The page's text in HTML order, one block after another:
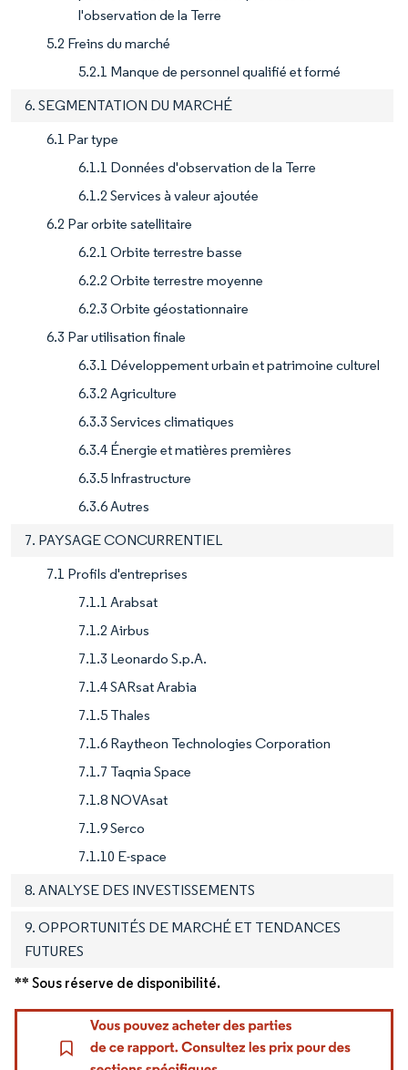
l'observation de la Terre
5.2 Freins du marché
5.2.1 Manque de personnel qualifié et formé
6. SEGMENTATION DU MARCHÉ
6.1 Par type
6.1.1 Données d'observation de la Terre
6.1.2 Services à valeur ajoutée
6.2 Par orbite satellitaire
6.2.1 Orbite terrestre basse
6.2.2 Orbite terrestre moyenne
6.2.3 Orbite géostationnaire
6.3 Par utilisation finale
6.3.1 Développement urbain et patrimoine culturel
6.3.2 Agriculture
6.3.3 Services climatiques
6.3.4 Énergie et matières premières
6.3.5 Infrastructure
6.3.6 Autres
7. PAYSAGE CONCURRENTIEL
7.1 Profils d'entreprises
7.1.1 Arabsat
7.1.2 Airbus
7.1.3 Leonardo S.p.A.
7.1.4 SARsat Arabia
7.1.5 Thales
7.1.6 Raytheon Technologies Corporation
7.1.7 Taqnia Space
7.1.8 NOVAsat
7.1.9 Serco
7.1.10 E-space
8. ANALYSE DES INVESTISSEMENTS
9. OPPORTUNITÉS DE MARCHÉ ET TENDANCES
FUTURES
** Sous réserve de disponibilité.